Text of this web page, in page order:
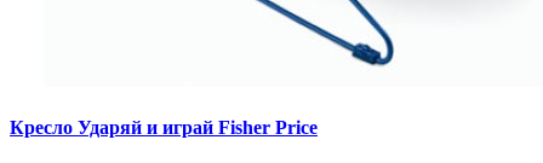
Кресло Ударяй и играй Fisher Price